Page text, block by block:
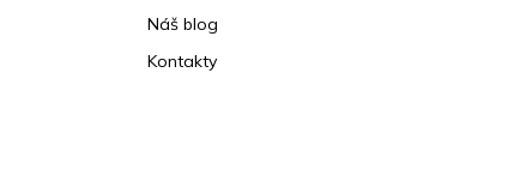
Náš blog
Kontakty